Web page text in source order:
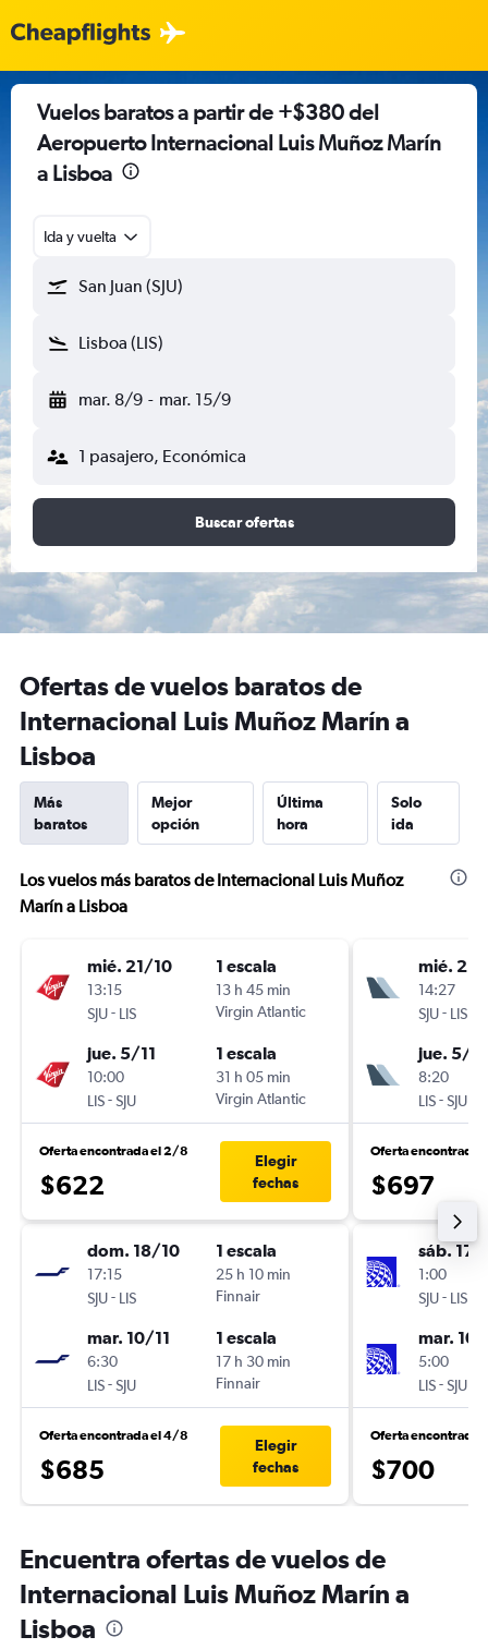
Vuelos baratos a partir de +$380 del
Aeropuerto Internacional Luis Muñoz Marín
a Lisboa
Ida y vuelta
San Juan (SJU)
Lisboa (LIS)
mar. 8/9 - mar. 15/9
1 pasajero, Económica
Buscar ofertas
Ofertas de vuelos baratos de
Internacional Luis Muñoz Marín a
Lisboa
Más
baratos
Mejor
opción
Última
hora
Solo
ida
Los vuelos más baratos de Internacional Luis Muñoz
Marín a Lisboa
mié. 21/10
13:15
SJU- LIS
1 escala
13 h 45 min
Virgin Atlantic
jue. 5/11
10:00
LIS-SJU
1 escala
31 h 05 min
Virgin Atlantic
Oferta encontrada el 2/8
$622
Elegir
fechas
dom. 18/10
17:15
SJU- LIS
1 escala
25 h 10 min
Finnair
mar. 10/11
6:30
LIS-SJU
1 escala
17 h 30 min
Finnair
Oferta encontrada el 4/8
$685
Elegir
fechas
mié. 21/
14:27
SJU- LIS
jue. 5/11
8:20
LIS-SJU
Oferta encontrada
$697
sáb. 17/
1:00
SJU- LIS
mar. 10/
5:00
LIS-SJU
Oferta encontrada
$700
Encuentra ofertas de vuelos de
Internacional Luis Muñoz Marín a
Lisboa